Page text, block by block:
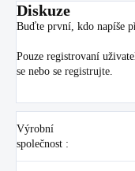
Diskuze
Buďte první, kdo napíše
Pouze registrovaní
se nebo se registrujte
Výrobní
společnost :